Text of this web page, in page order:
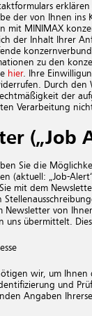
erklären
der von Ihnen ins
mit MINIMAX
der Inhalt Ihrer
zu den
hier. Ihre
Durch den
der
Verarbeitung
(„Job
Sie die
(aktuell: „Job-
mit dem
Newsletter von
uns übermittelt.
wir, um
und
Angaben